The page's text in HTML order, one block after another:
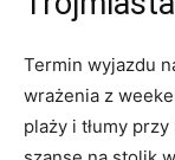
Termin wyjazdu
wrażenia z
plaży i tłumy